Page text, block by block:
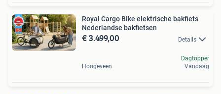
Royal Cargo Bike elektrische bakfiets
Nederlandse bakfietsen
€ 3.499,00 Details
Hoogeveen
Dagtopper
Vandaag